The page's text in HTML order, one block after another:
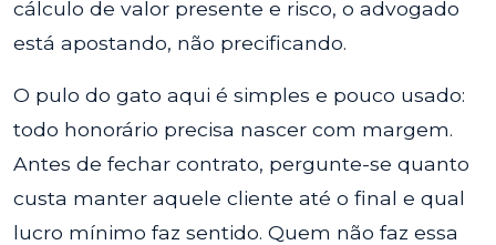
cálculo de valor presente e risco, o advogado
está apostando, não precificando.
O pulo do gato aqui é simples e pouco usado:
todo honorário precisa nascer com margem.
Antes de fechar contrato, pergunte-se quanto
custa manter aquele cliente até o final e qual
lucro mínimo faz sentido. Quem não faz essa